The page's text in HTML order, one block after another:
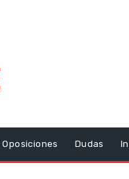
Dudas